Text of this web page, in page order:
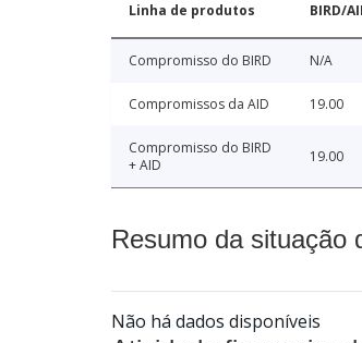
Linha de produtos BIRD/
Compromisso do BIRD N/A
Compromissos da AID 19.00
Compromisso do BIRD
+ AID
19.00
Resumo da situação
Não há dados disponíveis